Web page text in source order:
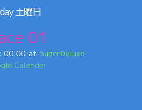
土曜日
01
00:00
SuperDeluxe
Calender